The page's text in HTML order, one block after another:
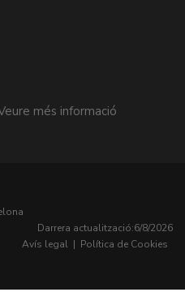
Darrera actualització:6/8/2026
Avís legal | Política de Cookies